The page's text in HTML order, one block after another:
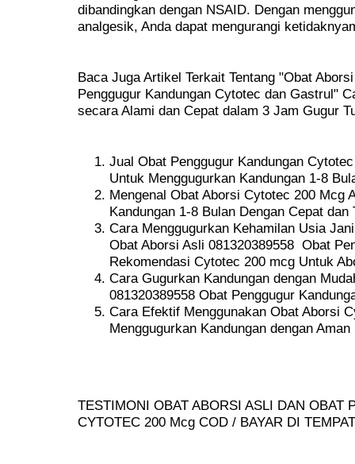
dibandingkan dengan NSAID. Dengan
analgesik, Anda dapat mengurangi
Baca Juga Artikel Terkait Tentang "Obat
Penggugur Kandungan Cytotec dan Gastrul"
secara Alami dan Cepat dalam 3 Jam Gugur
Jual Obat Penggugur Kandungan
Untuk Menggugurkan Kandungan 1-8
Mengenal Obat Aborsi Cytotec 200 Mcg
Kandungan 1-8 Bulan Dengan Cepat dan
Cara Menggugurkan Kehamilan Usia
Obat Aborsi Asli 081320389558 Obat
Rekomendasi Cytotec 200 mcg Untuk
Cara Gugurkan Kandungan dengan
081320389558 Obat Penggugur
Cara Efektif Menggunakan Obat Aborsi
Menggugurkan Kandungan dengan Aman
TESTIMONI OBAT ABORSI ASLI DAN OBAT
CYTOTEC 200 Mcg COD / BAYAR DI TEMPAT